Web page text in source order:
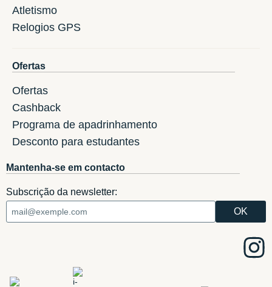
Atletismo
Relogios GPS
Ofertas
Ofertas
Cashback
Programa de apadrinhamento
Desconto para estudantes
Mantenha-se em contacto
Subscrição da newsletter: